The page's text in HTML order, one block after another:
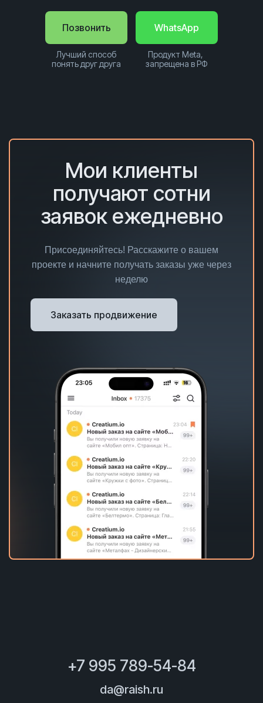
Позвонить
Лучший способ
понять друг друга
WhatsApp
Продукт Meta,
запрещена в РФ
Мои клиенты
получают сотни
заявок ежедневно
Присоединяйтесь! Расскажите о вашем
проекте и начните получать заказы уже через
неделю
Заказать продвижение
+7 995 789-54-84
da@raish.ru